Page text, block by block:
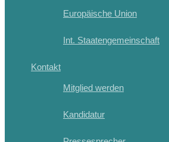
Europäische Union
Int. Staatengemeinschaft
Kontakt
Mitglied werden
Kandidatur